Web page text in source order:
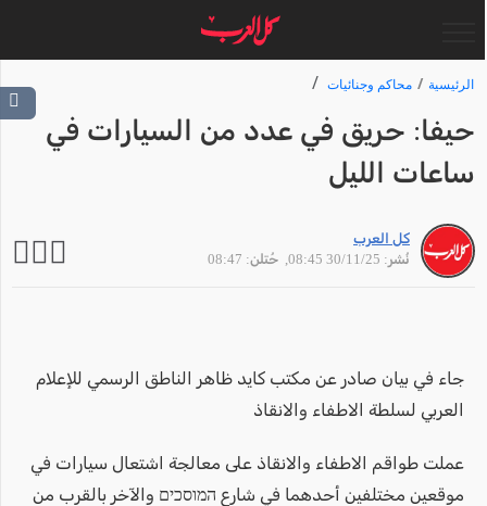
الرئيسية محاكم وجنائيات
حيفا: حريق في عدد من السيارات في
ساعات الليل
كل العرب
نُشر: 30/11/25 08:45
, حُتلن: 08:47
جاء في بيان صادر عن مكتب كايد ظاهر الناطق الرسمي للإعلام
العربي لسلطة الاطفاء والانقاذ
عملت طواقم الاطفاء والانقاذ على معالجة اشتعال سيارات في
موقعين مختلفين أحدهما في شارع המוסכים والآخر بالقرب من